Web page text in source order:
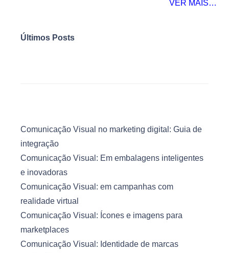
VER MAIS…
Últimos Posts
Comunicação Visual no marketing digital: Guia de
integração
Comunicação Visual: Em embalagens inteligentes
e inovadoras
Comunicação Visual: em campanhas com
realidade virtual
Comunicação Visual: Ícones e imagens para
marketplaces
Comunicação Visual: Identidade de marcas